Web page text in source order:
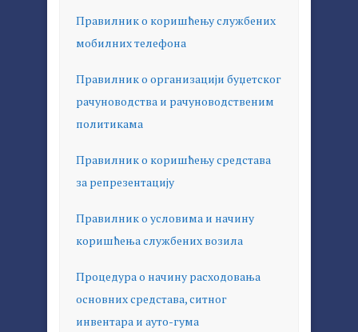
Правилник о коришћењу службених
мобилних телефона
Правилник о организацији буџетског
рачуноводства и рачуноводственим
политикама
Правилник о коришћењу средстава
за репрезентацију
Правилник о условима и начину
коришћења службених возила
Процедурa о начину расходовања
основних средстава, ситног
инвентара и ауто-гума